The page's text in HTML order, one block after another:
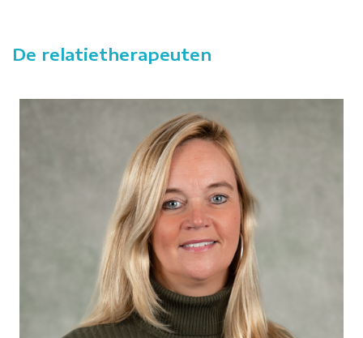
De relatietherapeuten